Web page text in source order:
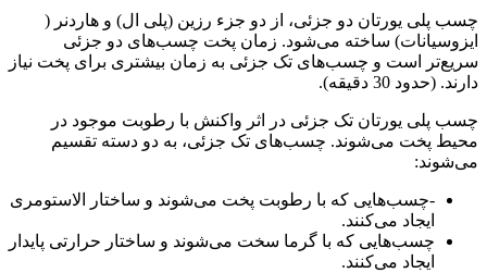
چسب پلی یورتان دو جزئی، از دو جزء رزین (پلی ال) و هاردنر (
ایزوسیانات) ساخته می‌شود. زمان پخت چسب‌های دو جزئی
سریع‌تر است و چسب‌های تک جزئی به زمان بیشتری برای پخت نیاز
دارند. (حدود 30 دقیقه).
چسب پلی یورتان تک جزئی در اثر واکنش با رطوبت موجود در
محیط پخت می‌شوند. چسب‌های تک جزئی، به دو دسته تقسیم
می‌شوند:
-چسب‌هایی که با رطوبت پخت می‌شوند و ساختار الاستومری
ایجاد می‌کنند.
چسب‌هایی که با گرما سخت می‌شوند و ساختار حرارتی پایدار
ایجاد می‌کنند.